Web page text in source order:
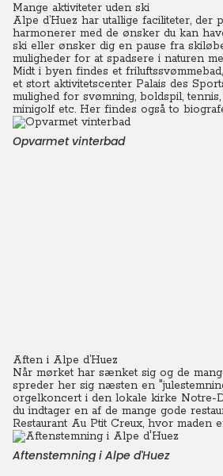
Mange aktiviteter uden ski
Alpe d’Huez har utallige faciliteter, der
harmonerer med de ønsker du kan
ski eller ønsker dig en pause fra
muligheder for at spadsere i naturen
Midt i byen findes et
et stort aktivitetscenter Palais des
mulighed for svømning, boldspil,
minigolf etc. Her findes også to
Opvarmet vinterbad
Aften i Alpe d’Huez
Når mørket har sænket sig og de
spreder her sig næsten en
orgelkoncert i den lokale kirke Notre-
du indtager en af de mange gode
Restaurant Au Ptit Creux, hvor maden
Aftenstemning i Alpe d'Huez